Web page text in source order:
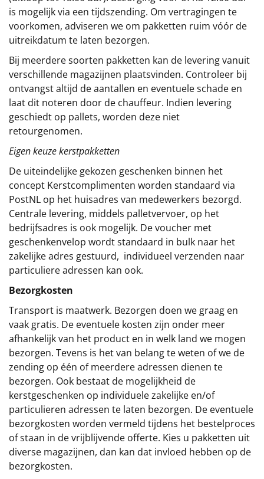
is mogelijk via een tijdszending. Om vertragingen te
voorkomen, adviseren we om pakketten ruim vóór de
uitreikdatum te laten bezorgen.
Bij meerdere soorten pakketten kan de levering vanuit
verschillende magazijnen plaatsvinden. Controleer bij
ontvangst altijd de aantallen en eventuele schade en
laat dit noteren door de chauffeur. Indien levering
geschiedt op pallets, worden deze niet
retourgenomen.
Eigen keuze kerstpakketten
De uiteindelijke gekozen geschenken binnen het
concept Kerstcomplimenten worden standaard via
PostNL op het huisadres van medewerkers bezorgd.
Centrale levering, middels palletvervoer, op het
bedrijfsadres is ook mogelijk. De voucher met
geschenkenvelop wordt standaard in bulk naar het
zakelijke adres gestuurd, individueel verzenden naar
particuliere adressen kan ook.
Bezorgkosten
Transport is maatwerk. Bezorgen doen we graag en
vaak gratis. De eventuele kosten zijn onder meer
afhankelijk van het product en in welk land we mogen
bezorgen. Tevens is het van belang te weten of we de
zending op één of meerdere adressen dienen te
bezorgen. Ook bestaat de mogelijkheid de
kerstgeschenken op individuele zakelijke en/of
particulieren adressen te laten bezorgen. De eventuele
bezorgkosten worden vermeld tijdens het bestelproces
of staan in de vrijblijvende offerte. Kies u pakketten uit
diverse magazijnen, dan kan dat invloed hebben op de
bezorgkosten.